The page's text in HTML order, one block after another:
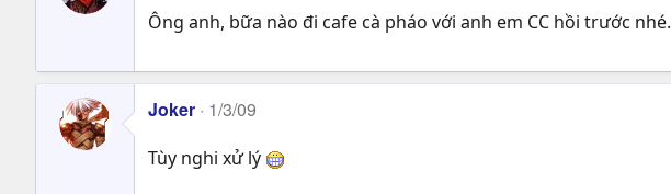
Ông anh, bữa nào đi cafe cà pháo với anh em CC hồi trước nhé.
Joker 1/3/09
Tùy nghi xử lý